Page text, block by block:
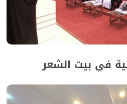
في بيت الشعر